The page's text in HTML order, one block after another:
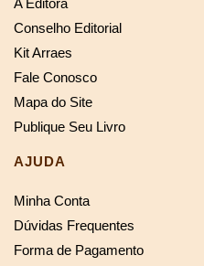
Conselho Editorial
Kit Arraes
Fale Conosco
Mapa do Site
Publique Seu Livro
AJUDA
Minha Conta
Dúvidas Frequentes
Forma de Pagamento